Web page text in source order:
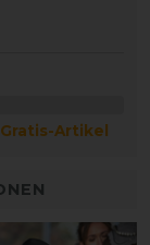
Artikel